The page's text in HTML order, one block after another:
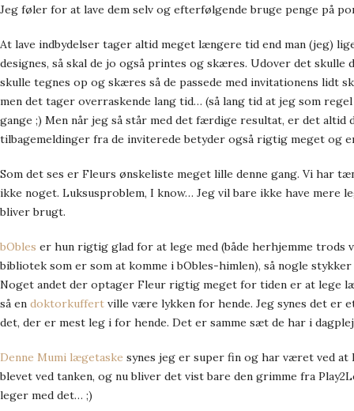
Jeg føler for at lave dem selv og efterfølgende bruge penge på
At lave indbydelser tager altid meget længere tid end man (jeg)
designes, så skal de jo også printes og skæres. Udover det
skulle tegnes op og skæres så de passede med invitationens lidt
men det tager overraskende lang tid… (så lang tid at jeg som
gange ;) Men når jeg så står med det færdige resultat, er det altid
tilbagemeldinger fra de inviterede betyder også rigtig meget og
Som det ses er Fleurs ønskeliste meget lille denne gang. Vi har
ikke noget. Luksusproblem, I know… Jeg vil bare ikke have mere
bliver brugt.
bObles er hun rigtig glad for at lege med (både herhjemme trods
bibliotek som er som at komme i bObles-himlen), så nogle
Noget andet der optager Fleur rigtig meget for tiden er at lege
så en doktorkuffert ville være lykken for hende. Jeg synes det
det, der er mest leg i for hende. Det er samme sæt de har i
Denne Mumi lægetaske synes jeg er super fin og har været ved
blevet ved tanken, og nu bliver det vist bare den grimme fra
leger med det… ;)